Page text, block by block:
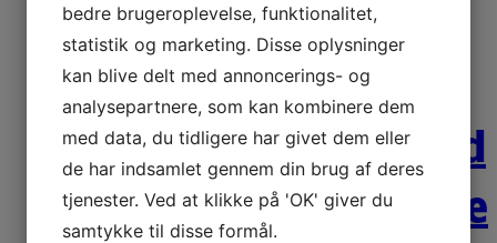
Læs mere
Buet rutsjebane med
sidepaneler og bølge
bedre brugeroplevelse, funktionalitet,
statistik og marketing. Disse oplysninger
kan blive delt med annoncerings- og
analysepartnere, som kan kombinere dem
med data, du tidligere har givet dem eller
de har indsamlet gennem din brug af deres
tjenester. Ved at klikke på 'OK' giver du
samtykke til disse formål.